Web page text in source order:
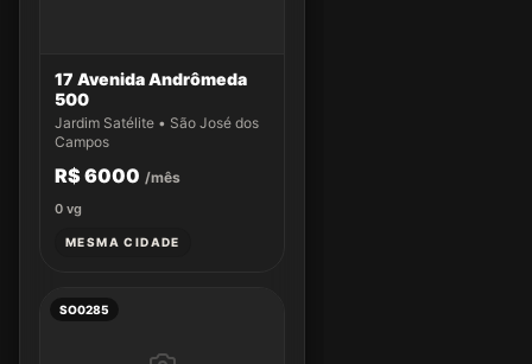
17 Avenida Andrômeda
500
Jardim Satélite • São José dos
Campos
R$ 6000 /mês
0 vg
MESMA CIDADE
SO0285